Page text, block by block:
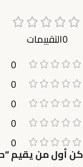
0التقييمات
0
0
0
0
0
كن أول من يقيم